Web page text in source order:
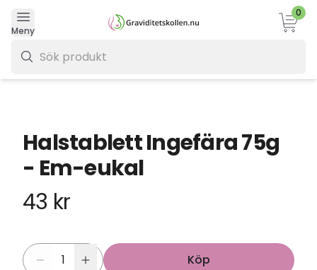
Meny
0
Halstablett Ingefära 75g
- Em-eukal
43 kr
Köp